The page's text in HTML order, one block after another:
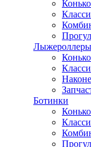
Лыжероллеры
Ботинки